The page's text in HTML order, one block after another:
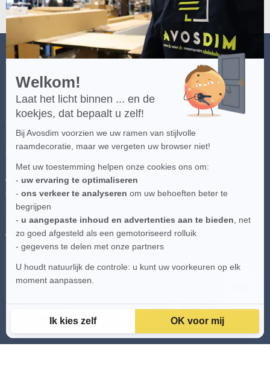
Welkom!
Laat het licht binnen ... en de
koekjes, dat bepaalt u zelf!
Bij Avosdim voorzien we uw ramen van stijlvolle
raamdecoratie, maar we vergeten uw browser niet!
Met uw toestemming helpen onze cookies ons om:
- uw ervaring te optimaliseren
- ons verkeer te analyseren om uw behoeften beter te
begrijpen
- u aangepaste inhoud en advertenties aan te bieden , net
zo goed afgesteld als een gemotoriseerd rolluik
- gegevens te delen met onze partners
U houdt natuurlijk de controle: u kunt uw voorkeuren op elk
moment aanpassen.
Ik kies zelf OK voor mij
Axeptio consent
Toestemmingsbeheerplatform: Personaliseer uw opties
AVOSDIM
(*) Ontdek de voorwaarden van de aanbieding
(**) Gratis levering voor alle bestellingen van meer dan €100 naar
Nederland en België - uitgezonderd speciale bestemmingen. Aanbod
geldig op de goedkoopste beschikbare vervoerder. Klik
informatie.
De afbeeldingen op deze site zijn het intellectuele eigendom van Avosdim.
Volledige of gedeeltelijke reproductie is verboden.